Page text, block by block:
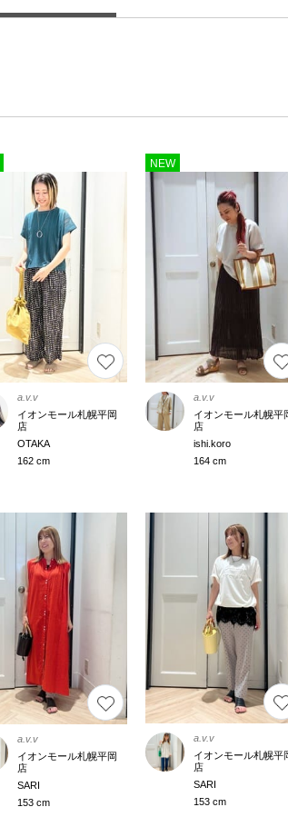
a.v.v
イオンモール札幌平岡
店
OTAKA
162 cm
NEW
a.v.v
イオンモール札幌平
店
ishi.koro
164 cm
a.v.v
イオンモール札幌平岡
店
SARI
153 cm
a.v.v
イオンモール札幌平
店
SARI
153 cm